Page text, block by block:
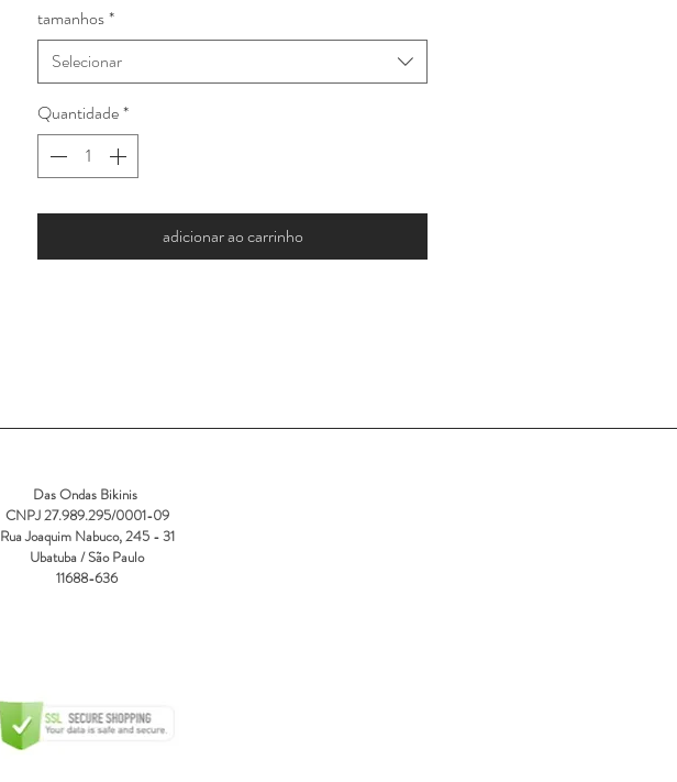
tamanhos*
Selecionar
Quantidade*
adicionar ao carrinho
Das Ondas Bikinis
CNPJ 27.989.295/0001-09
Rua Joaquim Nabuco, 245 - 31
Ubatuba / São Paulo
11688-636